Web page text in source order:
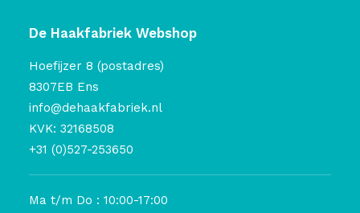
De Haakfabriek Webshop
Hoefijzer 8 (postadres)
8307EB Ens
info@dehaakfabriek.nl
KVK: 32168508
+31 (0)527-253650
Ma t/m Do : 10:00-17:00